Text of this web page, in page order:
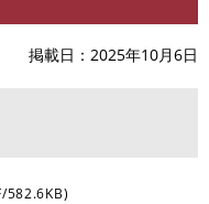
掲載日 2025年10月6日
582.6KB)